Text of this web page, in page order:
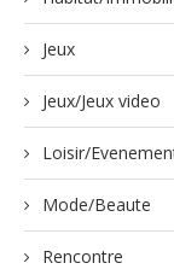
Jeux
Jeux/Jeux video
Loisir/
Mode/Beaute
Rencontre